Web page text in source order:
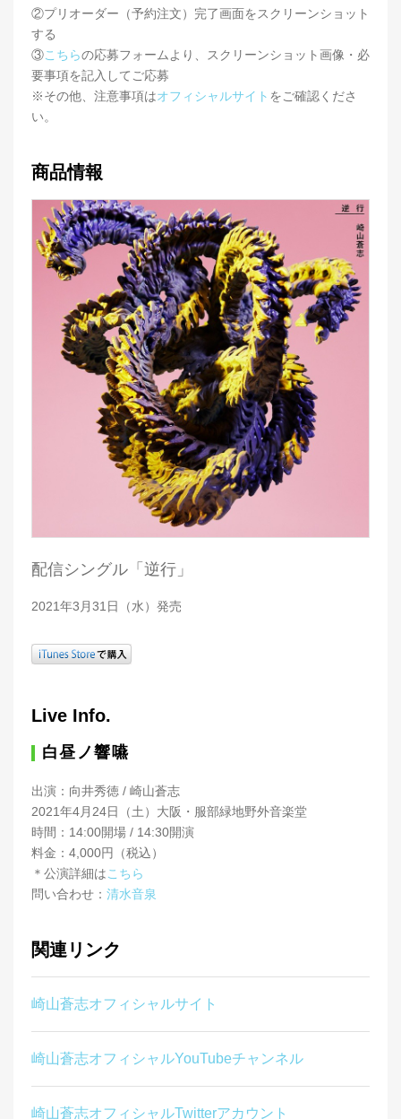
②プリオーダー（予約注文）完了画面をスクリーンショット
する
③こちらの応募フォームより、スクリーンショット画像・必
要事項を記入してご応募
※その他、注意事項はオフィシャルサイト をご確認くださ
い。
商品情報
配信シングル「逆行」
2021年3月31日（水）発売
Live Info.
白昼ノ響嚥
出演：向井秀徳 / 崎山蒼志
2021年4月24日（土）大阪・服部緑地野外音楽堂
時間：14:00開場 / 14:30開演
料金：4,000円（税込）
＊公演詳細はこちら
問い合わせ： 清水音泉
関連リンク
崎山蒼志オフィシャルサイト
崎山蒼志オフィシャルYouTubeチャンネル
崎山蒼志オフィシャルTwitterアカウント